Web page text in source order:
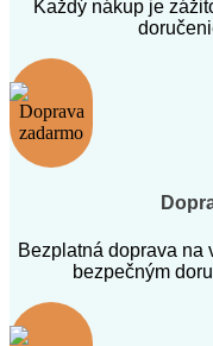
Každý nákup je
Bezplatná doprava na
bezpečným